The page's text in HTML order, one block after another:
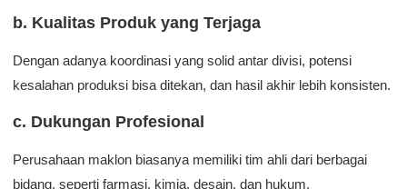
b. Kualitas Produk yang Terjaga
Dengan adanya koordinasi yang solid antar divisi, potensi
kesalahan produksi bisa ditekan, dan hasil akhir lebih konsisten.
c. Dukungan Profesional
Perusahaan maklon biasanya memiliki tim ahli dari berbagai
bidang, seperti farmasi, kimia, desain, dan hukum.